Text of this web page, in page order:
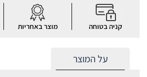
קניה בטוחה מוצר באחריות
על המוצר